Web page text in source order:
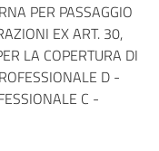
PER PASSAGGIO
EX ART. 30,
LA COPERTURA DI
D -
C -